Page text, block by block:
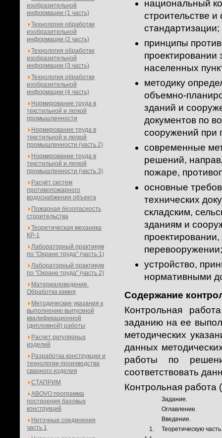
изобразительной
информации (1 часть)
Технология обработки
изобразительной
информации (2 часть)
Технология обработки
изобразительной
информации (3 часть)
Технология обработки
изобразительной
информации (4 часть)
Нормирование труда в
текстильной и легкой
промышленности
Нормирование труда в
текстильной и легкой
промышленности (часть 2)
Нормирование труда в
текстильной и легкой
промышленности (часть 3)
Расчёт систем
противопожарного
водоснабжения объекта
Пожарная безопасность
строительства
Теоретическая механика
КР-1
Лабораторный практикум
по "Охране труда" (часть 1)
Лабораторный практикум
по "Охране труда" (часть 2)
Материаловедение.
Обработка камня
Методические указания к
выполнению выпускной
квалификационной
(дипломной) работы
Расчет регулярных
изделий
Разработка конструкции и
технологии производства
сварного изделия
СТАПРИМ
ABOVO программа
построения базовых
конструкций
Ниточные соединения
часть 1
национальный
строительстве
стандартизации;
принципы
проектировании
населенных
методику
объемно-
зданий и
документов по
сооружений при
современные
решений,
пожаре,
основные
технических
складским,
зданиям и
перевооружении;
устройство,
нормативными
Содержание
Контрольная
заданию на ее
методических
данных
работы по
соответствовать
Контрольная работа
Задание.
Оглавление.
Введение.
1.
Теоретическую часть.